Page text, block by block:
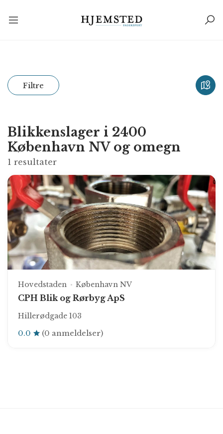
Filtre
Blikkenslager i 2400
København NV og omegn
1 resultater
Hovedstaden København NV
CPH Blik og Rørbyg ApS
Hillerødgade 103
0.0 (0 anmeldelser)